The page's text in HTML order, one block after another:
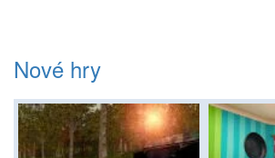
Nové hry